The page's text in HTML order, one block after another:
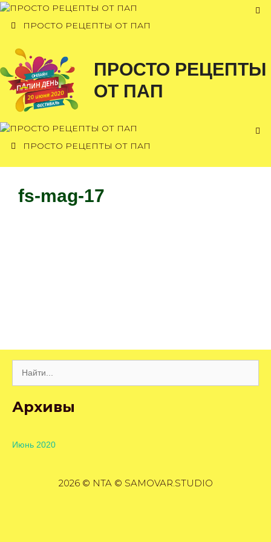
Перейти
ПРОСТО РЕЦЕПТЫ ОТ ПАП
ПРОСТО РЕЦЕПТЫ
ОТ ПАП
ПРОСТО РЕЦЕПТЫ ОТ ПАП
fs-mag-17
Архивы
Июнь 2020
2026 © NTA © SAMOVAR.STUDIO